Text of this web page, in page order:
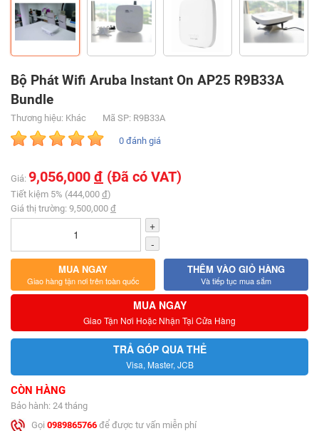
Bộ Phát Wifi Aruba Instant On AP25 R9B33A
Bundle
Thương hiệu: Khác Mã SP: R9B33A
0 đánh giá
Giá: 9,056,000 đ (Đã có VAT)
Tiết kiệm 5% (444,000 đ)
Giá thị trường: 9,500,000 đ
+
-
MUA NGAY
Giao hàng tận nơi trên toàn quốc
THÊM VÀO GIỎ HÀNG
Và tiếp tục mua sắm
MUA NGAY
Giao Tận Nơi Hoặc Nhận Tại Cửa Hàng
TRẢ GÓP QUA THẺ
Visa, Master, JCB
CÒN HÀNG
Bảo hành: 24 tháng
Gọi 0989865766 để được tư vấn miễn phí